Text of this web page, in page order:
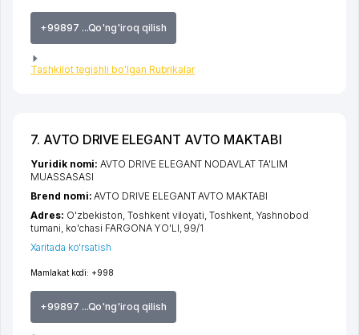
+99897 ...Qo'ng'iroq qilish
Tashkilot tegishli bo'lgan Rubrikalar
7. AVTO DRIVE ELEGANT AVTO MAKTABI
Mamlakat kodi: +998
+99897 ...Qo'ng'iroq qilish
Yuridik nomi:AVTO DRIVE ELEGANT NODAVLAT TA'LIM
MUASSASASI
Brend nomi:AVTO DRIVE ELEGANT AVTO MAKTABI
Adres: O'zbekiston,Toshkent viloyati,Toshkent, Yashnobod
tumani, ko'chasi FARGONA YO'LI, 99/1
Xaritada ko'rsatish